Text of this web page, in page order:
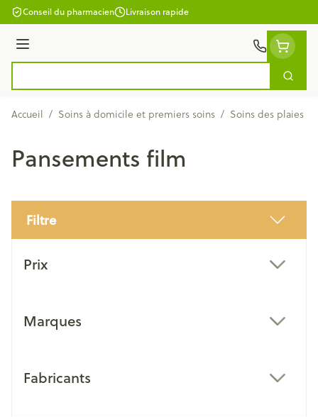
Aller au contenu
Conseil du pharmacien Livraison rapide
Menu
Accueil / Soins à domicile et premiers soins / Soins des plaies
Pansements film
Filtre
Prix
Marques
Fabricants